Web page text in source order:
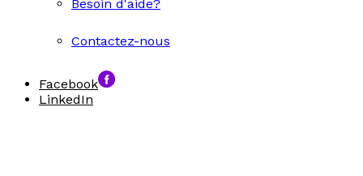
Besoin d'aide?
Contactez-nous
Facebook
LinkedIn